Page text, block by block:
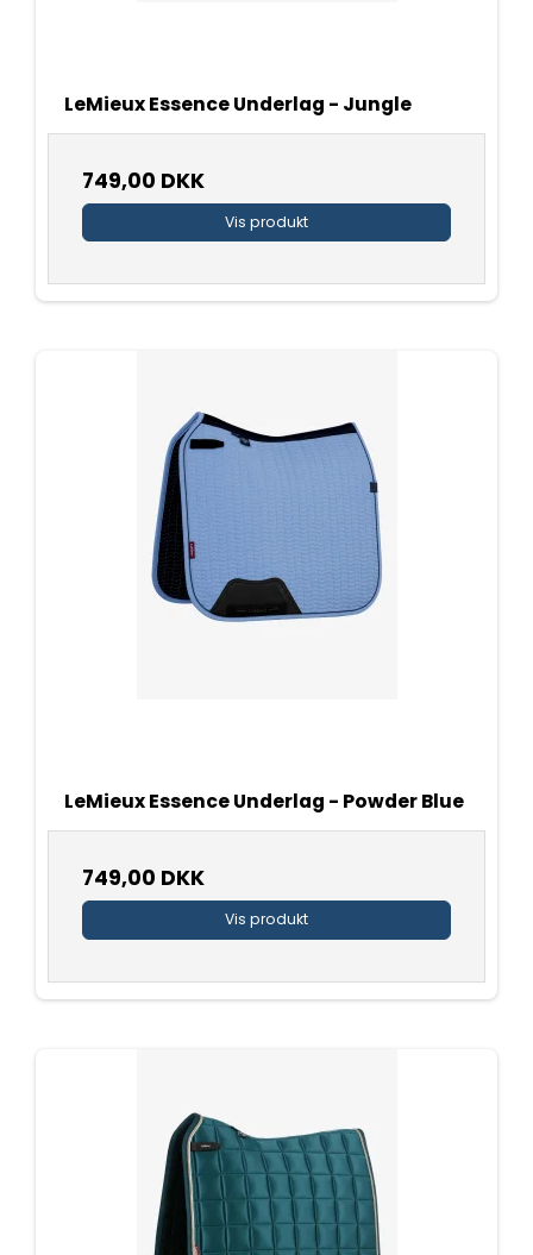
LeMieux Essence Underlag - Jungle
749,00 DKK
Vis produkt
LeMieux Essence Underlag - Powder Blue
749,00 DKK
Vis produkt